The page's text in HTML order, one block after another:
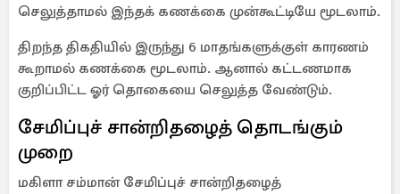
செலுத்தாமல் இந்தக் கணக்கை முன்கூட்டியே மூடலாம்.
திறந்த திகதியில் இருந்து 6 மாதங்களுக்குள் காரணம்
கூறாமல் கணக்கை மூடலாம். ஆனால் கட்டணமாக
குறிப்பிட்ட ஓர் தொகையை செலுத்த வேண்டும்.
சேமிப்புச் சான்றிதழைத் தொடங்கும்
முறை
மகிளா சம்மான் சேமிப்புச் சான்றிதழைத்